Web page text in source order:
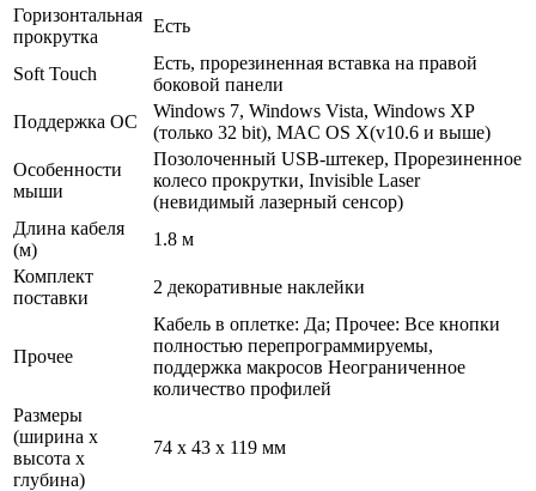
Горизонтальная
прокрутка
Есть
Soft Touch
Есть, прорезиненная вставка на правой
боковой панели
Поддержка ОС
Windows 7, Windows Vista, Windows XP
(только 32 bit), MAC OS X(v10.6 и выше)
Особенности
мыши
Позолоченный USB-штекер, Прорезиненное
колесо прокрутки, Invisible Laser
(невидимый лазерный сенсор)
Длина кабеля
(м)
1.8 м
Комплект
поставки
2 декоративные наклейки
Прочее
Кабель в оплетке: Да; Прочее: Все кнопки
полностью перепрограммируемы,
поддержка макросов Неограниченное
количество профилей
Размеры
(ширина х
высота х
глубина)
74 x 43 x 119 мм